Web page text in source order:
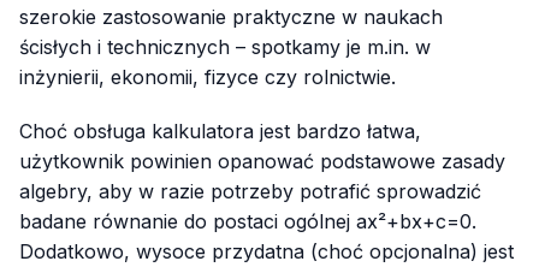
szerokie zastosowanie praktyczne w naukach
ścisłych i technicznych – spotkamy je m.in. w
inżynierii, ekonomii, fizyce czy rolnictwie.
Choć obsługa kalkulatora jest bardzo łatwa,
użytkownik powinien opanować podstawowe zasady
algebry, aby w razie potrzeby potrafić sprowadzić
badane równanie do postaci ogólnej ax²+bx+c=0.
Dodatkowo, wysoce przydatna (choć opcjonalna) jest